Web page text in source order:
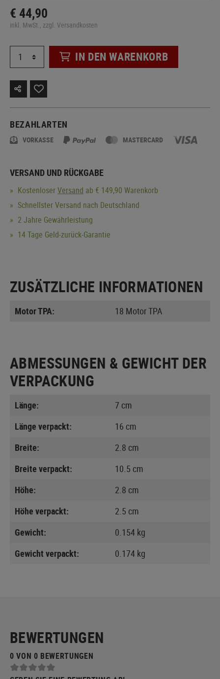
€ 44,90
inkl. MwSt., zzgl. Versandkosten
IN DEN WARENKORB
BEZAHLARTEN
VORKASSE MASTERCARD
VERSAND UND RÜCKGABE
KostenloserVersand ab € 149,90 Warenkorb
Schnellster Versand nach Deutschland
2 Jahre Gewährleistung
14 Tage Geld-zurück-Garantie
ZUSÄTZLICHE INFORMATIONEN
Motor TPA: 18 Motor TPA
ABMESSUNGEN & GEWICHT DER
VERPACKUNG
Länge:
7 cm
Länge verpackt:
16 cm
Breite:
2.8 cm
Breite verpackt:
10.5 cm
Höhe:
2.8 cm
Höhe verpackt:
2.5 cm
Gewicht:
0.154 kg
Gewicht verpackt:
0.174 kg
BEWERTUNGEN
0 VON 0 BEWERTUNGEN